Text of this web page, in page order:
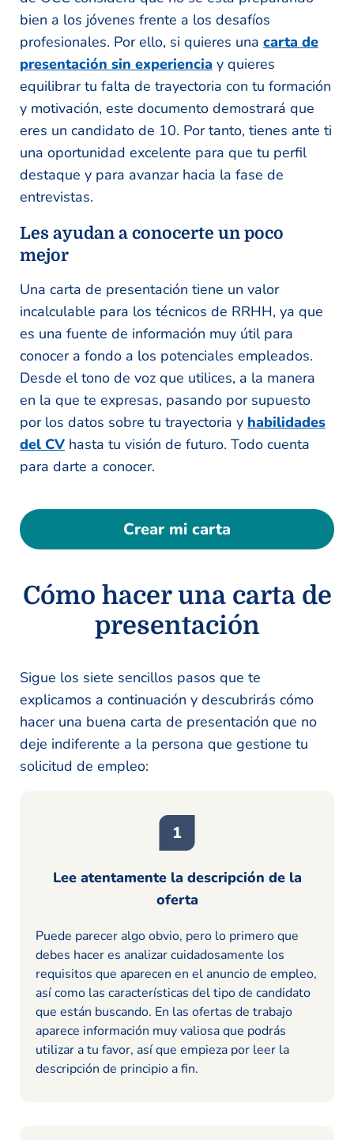
bien a los jóvenes frente a los desafíos
profesionales. Por ello, si quieres una carta de
presentación sin experiencia y quieres
equilibrar tu falta de trayectoria con tu formación
y motivación, este documento demostrará que
eres un candidato de 10. Por tanto, tienes ante ti
una oportunidad excelente para que tu perfil
destaque y para avanzar hacia la fase de
entrevistas.
Les ayudan a conocerte un poco
mejor
Una carta de presentación tiene un valor
incalculable para los técnicos de RRHH, ya que
es una fuente de información muy útil para
conocer a fondo a los potenciales empleados.
Desde el tono de voz que utilices, a la manera
en la que te expresas, pasando por supuesto
por los datos sobre tu trayectoria y habilidades
del CV hasta tu visión de futuro. Todo cuenta
para darte a conocer.
Crear mi carta
Cómo hacer una carta de
presentación
Sigue los siete sencillos pasos que te
explicamos a continuación y descubrirás cómo
hacer una buena carta de presentación que no
deje indiferente a la persona que gestione tu
solicitud de empleo:
Lee atentamente la descripción de la
oferta
Puede parecer algo obvio, pero lo primero que
debes hacer es analizar cuidadosamente los
requisitos que aparecen en el anuncio de empleo,
así como las características del tipo de candidato
que están buscando. En las ofertas de trabajo
aparece información muy valiosa que podrás
utilizar a tu favor, así que empieza por leer la
descripción de principio a fin.